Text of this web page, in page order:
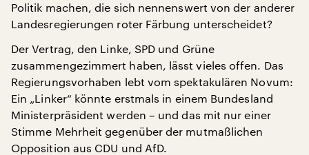
Politik machen, die sich nennenswert von der anderer
Landesregierungen roter Färbung unterscheidet?
Der Vertrag, den Linke, SPD und Grüne
zusammengezimmert haben, lässt vieles offen. Das
Regierungsvorhaben lebt vom spektakulären Novum:
Ein „Linker“ könnte erstmals in einem Bundesland
Ministerpräsident werden – und das mit nur einer
Stimme Mehrheit gegenüber der mutmaßlichen
Opposition aus CDU und AfD.